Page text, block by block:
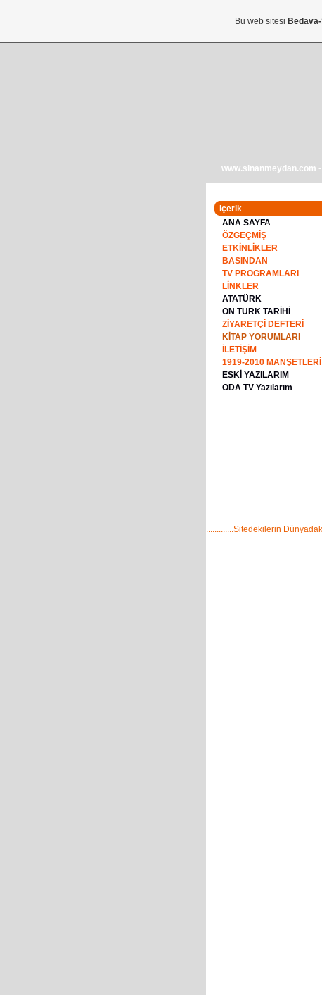
www.sinanmeydan.com
içerik
ANA SAYFA
ÖZGEÇMİŞ
ETKİNLİKLER
BASINDAN
TV PROGRAMLARI
LİNKLER
ATATÜRK
ÖN TÜRK TARİHİ
ZİYARETÇİ DEFTERİ
KİTAP YORUMLARI
İLETİŞİM
1919-2010 MANŞETLERİ
ESKİ YAZILARIM
ODA TV Yazılarım
.............Sitedekilerin
Bu web sitesi